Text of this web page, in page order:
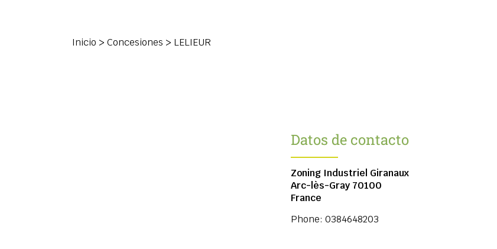
Inicio > Concesiones > LELIEUR
Datos de contacto
Zoning Industriel Giranaux
Arc-lès-Gray 70100
France
Phone: 0384648203